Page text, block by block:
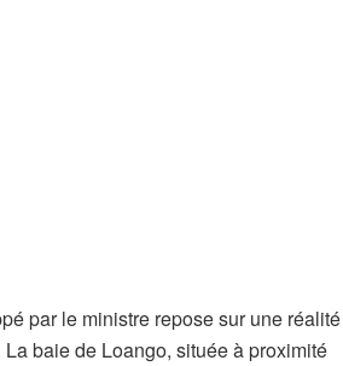
par le ministre repose sur une réalité
baie de Loango, située à proximité